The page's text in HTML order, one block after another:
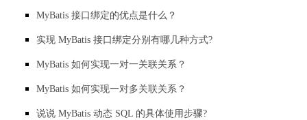
MyBatis 接口绑定的优点是什么？
实现 MyBatis 接口绑定分别有哪几种方式?
MyBatis 如何实现一对一关联关系？
MyBatis 如何实现一对多关联关系？
说说 MyBatis 动态 SQL 的具体使用步骤?